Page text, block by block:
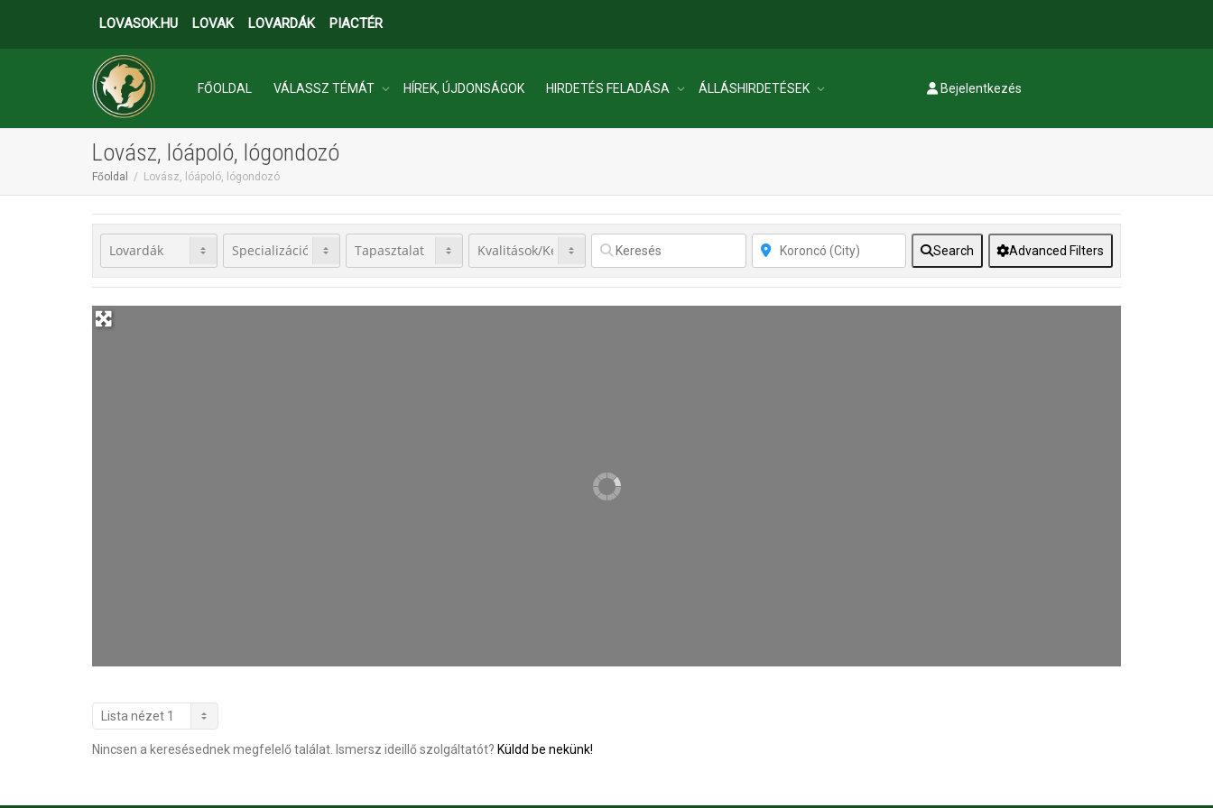
LOVASOK.HU LOVAK LOVARDÁK PIACTÉR
FŐOLDAL VÁLASSZ TÉMÁT HÍREK, ÚJDONSÁGOK HIRDETÉS FELADÁSA ÁLLÁSHIRDETÉSEK
INGATLANOK
Bejelentkezés
Lovász, lóápoló, lógondozó
Főoldal Lovász, lóápoló, lógondozó
Search Advanced Filters
Nincsen a keresésednek megfelelő találat. Ismersz ideillő szolgáltatót? Küldd be nekünk!